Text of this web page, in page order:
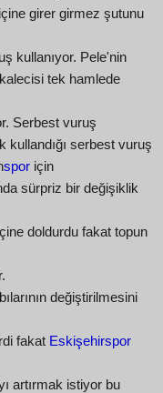
girer girmez şutunu
kullanıyor. Pele'nin
kalecisi tek hamlede
Serbest vuruş
kullandığı serbest vuruş
spor için
sürpriz bir değişiklik
doldurdu fakat topun
değiştirilmesini
fakat Eskişehirspor
artırmak istiyor bu